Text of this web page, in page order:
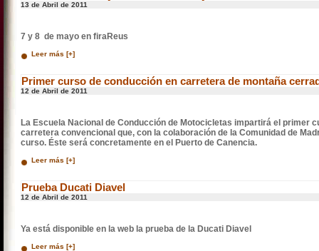
13 de Abril de 2011
7 y 8 de mayo en firaReus
Leer más [+]
Primer curso de conducción en carretera de montaña
12 de Abril de 2011
La Escuela Nacional de Conducción de Motocicletas impartirá el primer
carretera convencional que, con la colaboración de la Comunidad de
curso. Éste será concretamente en el Puerto de Canencia.
Leer más [+]
Prueba Ducati Diavel
12 de Abril de 2011
Ya está disponible en la web la prueba de la Ducati Diavel
Leer más [+]